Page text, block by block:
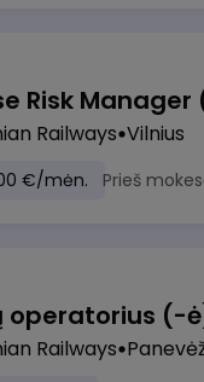
Risk Manager
Railways Vilnius
€/mėn. Prieš
Railways